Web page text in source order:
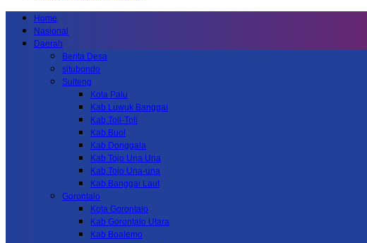
Home
Nasional
Daerah
Berita Desa
situbondo
Sulteng
Kota Palu
Kab.Luwuk Banggai
Kab.Toli-Toli
Kab.Buol
Kab.Donggala
Kab Tojo Una Una
Kab.Tojo Una-una
Kab.Banggai Laut
Gorontalo
Kota Gorontalo
Kab Gorontalo Utara
Kab Boalemo